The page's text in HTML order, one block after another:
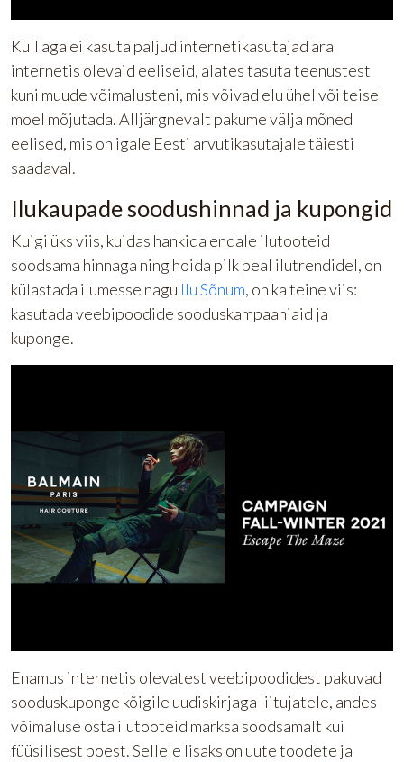
Küll aga ei kasuta paljud internetikasutajad ära
internetis olevaid eeliseid, alates tasuta teenustest
kuni muude võimalusteni, mis võivad elu ühel või teisel
moel mõjutada. Alljärgnevalt pakume välja mõned
eelised, mis on igale Eesti arvutikasutajale täiesti
saadaval.
Ilukaupade soodushinnad ja kupongid
Kuigi üks viis, kuidas hankida endale ilutooteid
soodsama hinnaga ning hoida pilk peal ilutrendidel, on
külastada ilumesse nagu Ilu Sõnum, on ka teine viis:
kasutada veebipoodide sooduskampaaniaid ja
kuponge.
Enamus internetis olevatest veebipoodidest pakuvad
sooduskuponge kõigile uudiskirjaga liitujatele, andes
võimaluse osta ilutooteid märksa soodsamalt kui
füüsilisest poest. Sellele lisaks on uute toodete ja